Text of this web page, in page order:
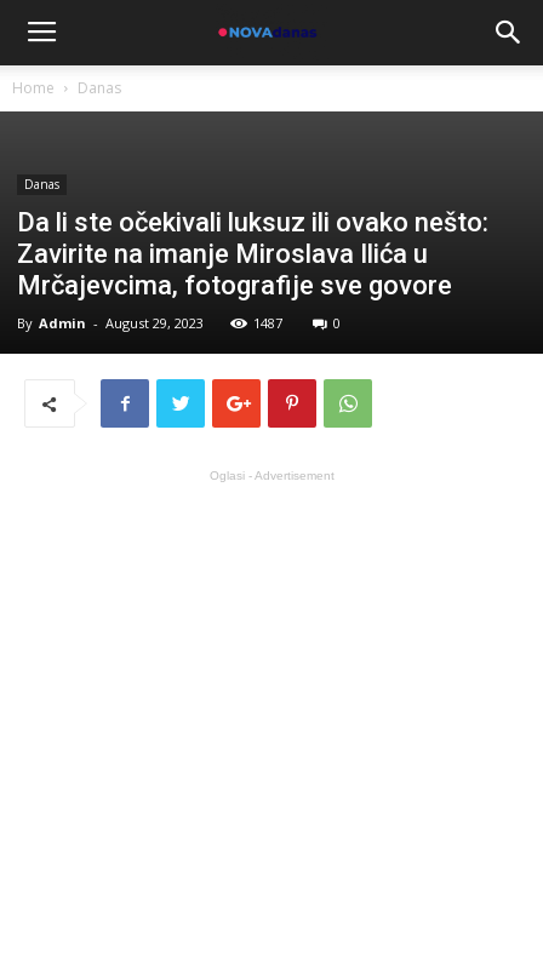
Home Danas
Danas
Da li ste očekivali luksuz ili ovako nešto:
Zavirite na imanje Miroslava Ilića u
Mrčajevcima, fotografije sve govore
By Admin - August 29, 2023 1487 0
Oglasi - Advertisement